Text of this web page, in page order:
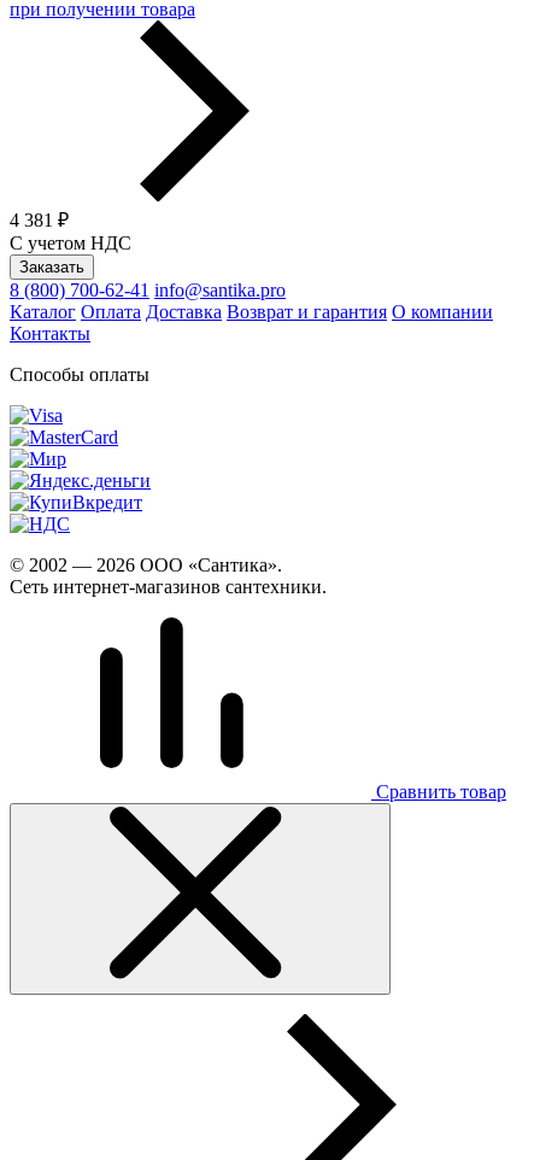
при получении товара
4 381 ₽
С учетом НДС
Заказать
8 (800) 700-62-41 info@santika.pro
Каталог Оплата Доставка Возврат и гарантия О компании
Контакты
Способы оплаты
© 2002 — 2026 ООО «Сантика».
Сеть интернет-магазинов сантехники.
Сравнить товар